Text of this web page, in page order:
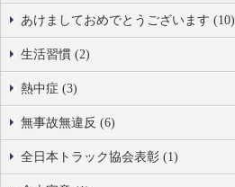
あけましておめでとうございます (10)
生活習慣 (2)
熱中症 (3)
無事故無違反 (6)
全日本トラック協会表彰 (1)